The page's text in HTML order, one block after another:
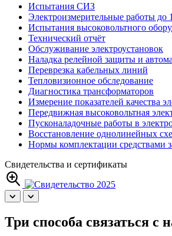
Испытания СИЗ
Электроизмерительные работы до
Испытания высоковольтного
Технический отчёт
Обслуживание электроустановок
Наладка релейной защиты и
Переврезка кабельных линий
Тепловизионное обследование
Диагностика трансформаторов
Измерение показателей качества
Передвижная высоковольтная
Пусконаладочные работы в
Восстановление однолинейных
Нормы комплектации средствами
Свидетельства и сертификаты
Три способа связаться с